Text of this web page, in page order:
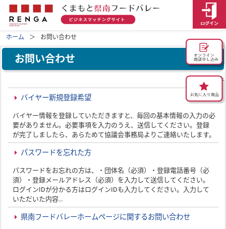
ホーム お問い合わせ
お問い合わせ
全3件
バイヤー新規登録希望
バイヤー情報を登録していただきますと、毎回の基本情報の入力の必
要がありません。必要事項を入力のうえ、送信してください。登録
が完了しましたら、あらためて協議会事務局よりご連絡いたします。
パスワードを忘れた方
パスワードをお忘れの方は、・団体名（必須）・登録電話番号（必
須）・登録メールアドレス（必須）を入力して送信してください。
ログインIDが分かる方はログインIDも入力してください。入力して
いただいた内容…
県南フードバレーホームページに関するお問い合わせ